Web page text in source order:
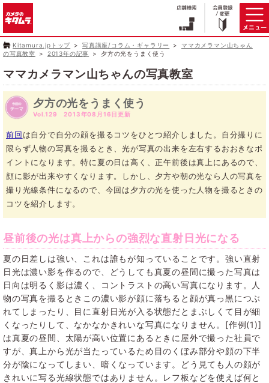
Kitamura.jpトップ 写真講座/コラム・ギャラリー
ママカメラマン山ちゃん
の写真教室
2013年の記事 夕方の光をうまく使う
ママカメラマン山ちゃんの写真教室
夕方の光をうまく使う
Vol.129 2013年08月16日更新
前回は自分で自分の顔を撮るコツをひとつ紹介しました。自分撮りに
限らず人物の写真を撮るとき、光が写真の出来を左右するおおきなポ
イントになります。特に夏の日は高く、正午前後は真上にあるので、
顔に影が出来やすくなります。しかし、夕方や朝の光なら人の写真を
撮り光線条件になるので、今回は夕方の光を使った人物を撮るときの
コツを紹介します。
昼前後の光は真上からの強烈な直射日光になる
夏の日差しは強い、これは誰もが知っていることです。強い直射
日光は濃い影を作るので、どうしても真夏の昼間に撮った写真は
日向は明るく影は濃く、コントラストの高い写真になります。人
物の写真を撮るときこの濃い影が顔に落ちると顔が真っ黒につぶ
れてしまったり、目に直射日光が入る状態だとまぶしくて目が細
くなったりして、なかなかきれいな写真になりません。[作例(1)]
は真夏の昼間、太陽が高い位置にあるときに屋外で撮った社員で
すが、真上から光が当たっているため目のくぼみ部分や顔の下半
分が陰になってしまい、暗くなっています。どう見ても人の顔が
きれいに写る光線状態ではありません。レフ板などを使えば何と